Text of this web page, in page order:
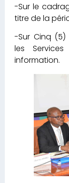
-Sur le
titre de la
-Sur Cinq
les
information.